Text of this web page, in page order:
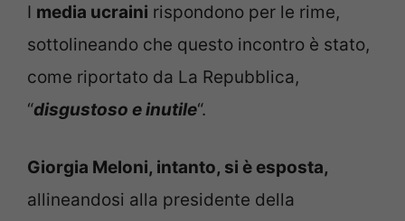
I media ucraini rispondono per le rime,
sottolineando che questo incontro è stato,
come riportato da La Repubblica,
“disgustoso e inutile“.
Giorgia Meloni, intanto, si è esposta,
allineandosi alla presidente della